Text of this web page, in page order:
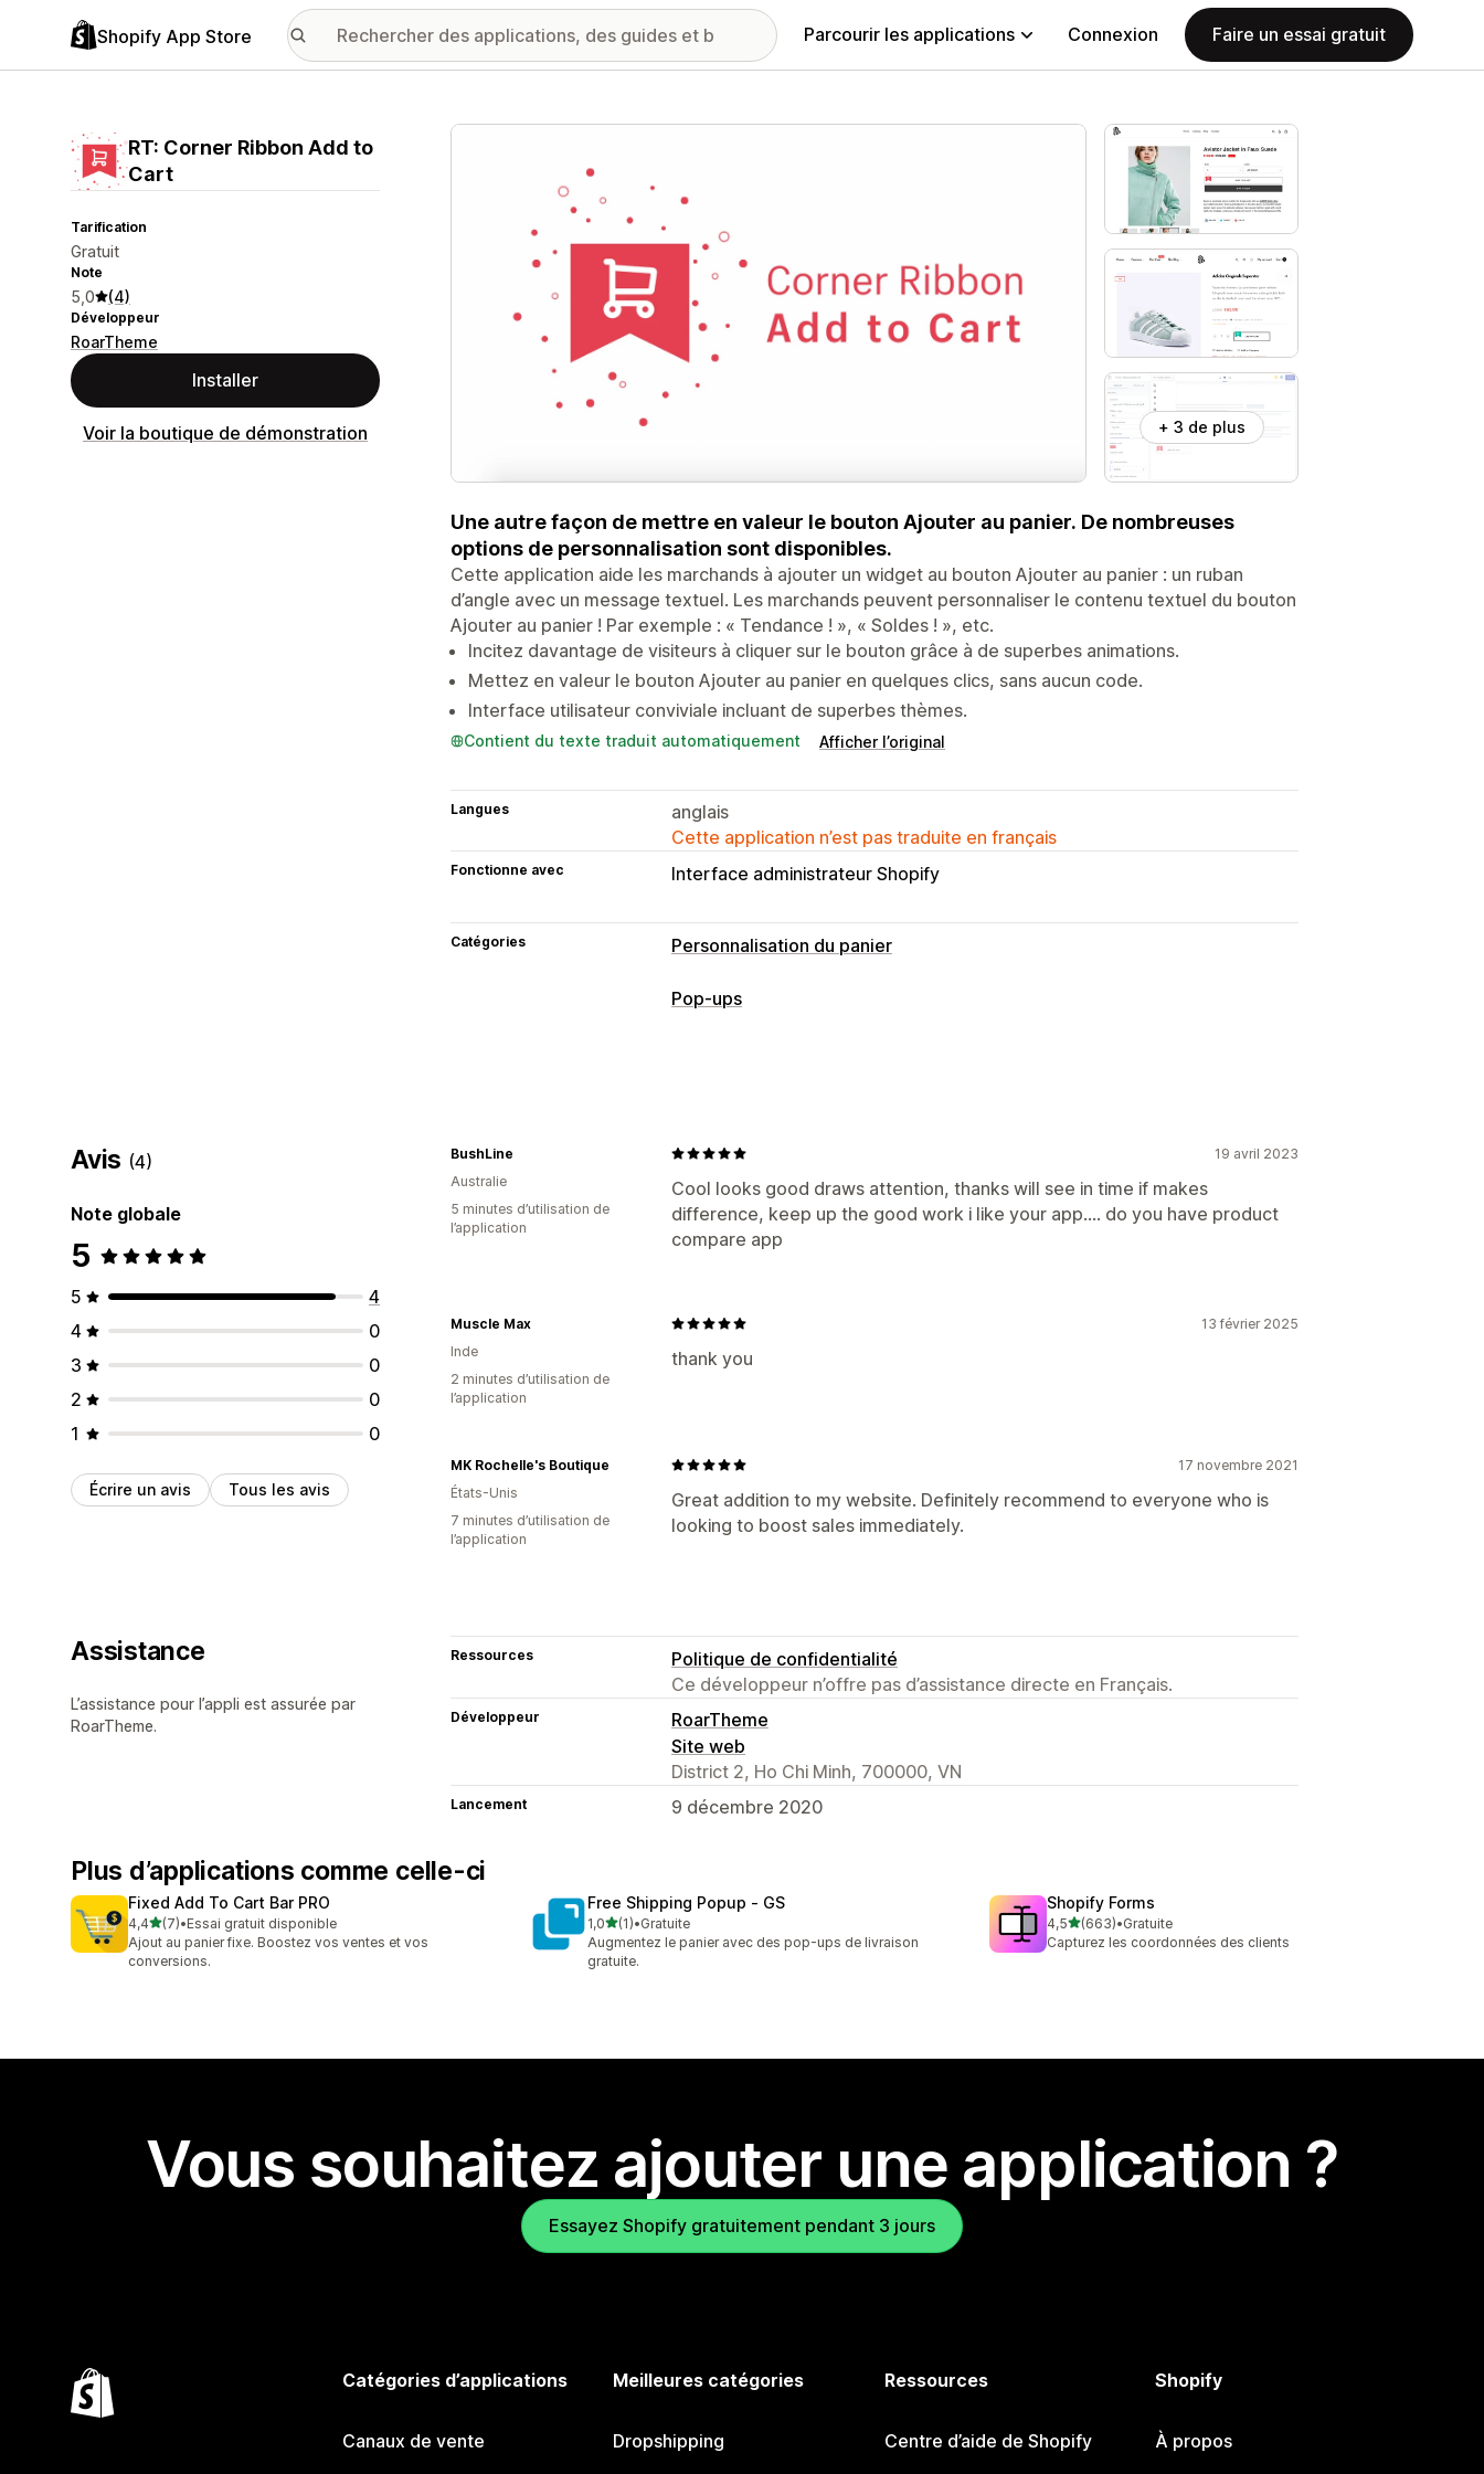
Shopify App Store Parcourir les applications Connexion Faire un essai gratuit
RT: Corner Ribbon Add to
Cart
Tarification
Gratuit
Note
5,0 (4)
Développeur
RoarTheme
Installer
Voir la boutique de démonstration
Galerie d’images vedette
+ 3 de plus
Une autre façon de mettre en valeur le bouton Ajouter au panier. De nombreuses
options de personnalisation sont disponibles.
Cette application aide les marchands à ajouter un widget au bouton Ajouter au panier : un ruban
d’angle avec un message textuel. Les marchands peuvent personnaliser le contenu textuel du bouton
Ajouter au panier ! Par exemple : « Tendance ! », « Soldes ! », etc.
Incitez davantage de visiteurs à cliquer sur le bouton grâce à de superbes animations.
Mettez en valeur le bouton Ajouter au panier en quelques clics, sans aucun code.
Interface utilisateur conviviale incluant de superbes thèmes.
Contient du texte traduit automatiquement Afficher l’original
Langues
anglais
Cette application n’est pas traduite en français
Fonctionne avec Interface administrateur Shopify
Catégories Personnalisation du panier
Pop-ups
Avis (4)
Note globale
5
5
4
4
0
3
0
2
0
1
0
Écrire un avis Tous les avis
19 avril 2023
Cool looks good draws attention, thanks will see in time if makes
difference, keep up the good work i like your app.... do you have product
compare app
BushLine
Australie
5 minutes d’utilisation de
l’application
13 février 2025
thank you
Muscle Max
Inde
2 minutes d’utilisation de
l’application
17 novembre 2021
Great addition to my website. Definitely recommend to everyone who is
looking to boost sales immediately.
MK Rochelle's Boutique
États-Unis
7 minutes d’utilisation de
l’application
Assistance
L’assistance pour l’appli est assurée par
RoarTheme.
Ressources
Politique de confidentialité
Ce développeur n’offre pas d’assistance directe en Français.
Développeur
RoarTheme
Site web
District 2, Ho Chi Minh, 700000, VN
Lancement 9 décembre 2020
Plus d’applications comme celle-ci
Fixed Add To Cart Bar PRO
4,4étoile(s) sur 5
(7)
7 avis au total
•Essai gratuit disponible
Ajout au panier fixe. Boostez vos ventes et vos
conversions.
Free Shipping Popup ‑ GS
1,0étoile(s) sur 5
(1)
1 avis au total
•Gratuite
Augmentez le panier avec des pop-ups de livraison
gratuite.
Shopify Forms
4,5étoile(s) sur 5
(663)
663 avis au total
•Gratuite
Capturez les coordonnées des clients
Vous souhaitez ajouter une application ?
Essayez Shopify gratuitement pendant 3 jours
Catégories d’applications
Canaux de vente
Meilleures catégories
Dropshipping
Ressources
Centre d’aide de Shopify
Shopify
À propos